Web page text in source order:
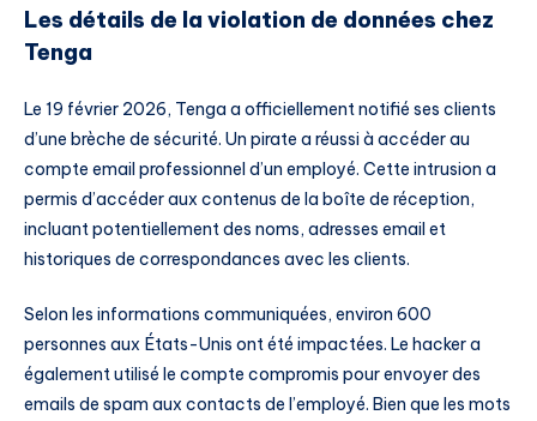
Les détails de la violation de données chez
Tenga
Le 19 février 2026, Tenga a officiellement notifié ses clients
d’une brèche de sécurité. Un pirate a réussi à accéder au
compte email professionnel d’un employé. Cette intrusion a
permis d’accéder aux contenus de la boîte de réception,
incluant potentiellement des noms, adresses email et
historiques de correspondances avec les clients.
Selon les informations communiquées, environ 600
personnes aux États-Unis ont été impactées. Le hacker a
également utilisé le compte compromis pour envoyer des
emails de spam aux contacts de l’employé. Bien que les mots